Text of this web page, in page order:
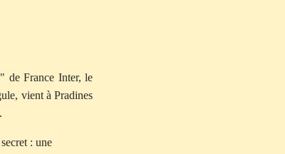
de France Inter, le
vient à Pradines
: une